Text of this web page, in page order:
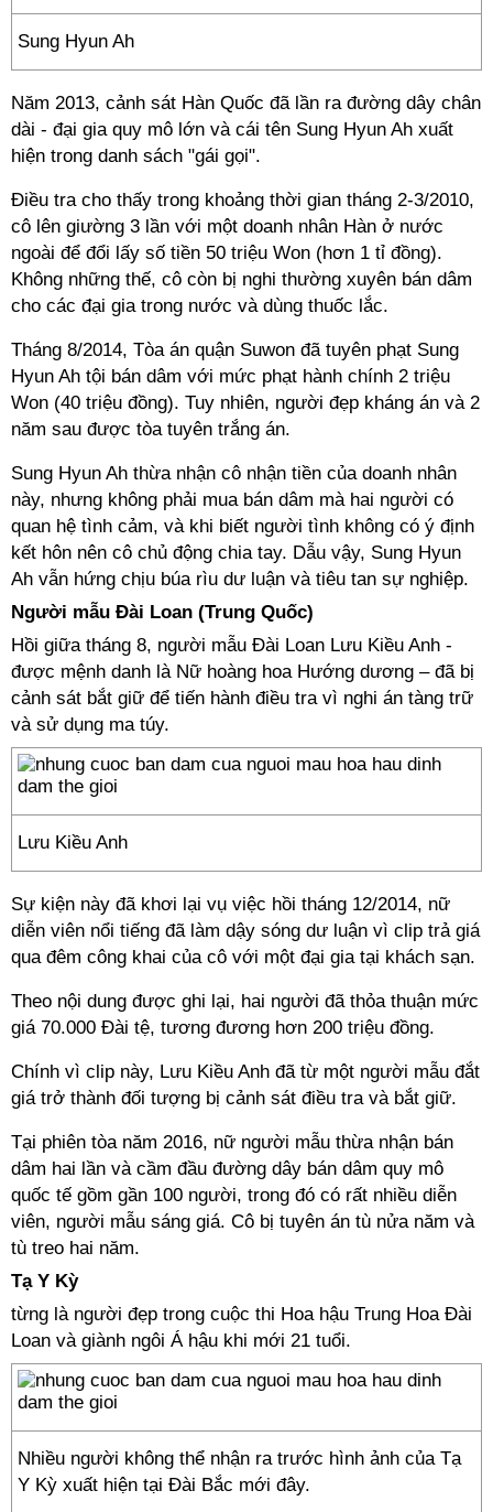
Sung Hyun Ah
Năm 2013, cảnh sát Hàn Quốc đã lần ra đường dây chân
dài - đại gia quy mô lớn và cái tên Sung Hyun Ah xuất
hiện trong danh sách "gái gọi".
Điều tra cho thấy trong khoảng thời gian tháng 2-3/2010,
cô lên giường 3 lần với một doanh nhân Hàn ở nước
ngoài để đổi lấy số tiền 50 triệu Won (hơn 1 tỉ đồng).
Không những thế, cô còn bị nghi thường xuyên bán dâm
cho các đại gia trong nước và dùng thuốc lắc.
Tháng 8/2014, Tòa án quận Suwon đã tuyên phạt Sung
Hyun Ah tội bán dâm với mức phạt hành chính 2 triệu
Won (40 triệu đồng). Tuy nhiên, người đẹp kháng án và 2
năm sau được tòa tuyên trắng án.
Sung Hyun Ah thừa nhận cô nhận tiền của doanh nhân
này, nhưng không phải mua bán dâm mà hai người có
quan hệ tình cảm, và khi biết người tình không có ý định
kết hôn nên cô chủ động chia tay. Dẫu vậy, Sung Hyun
Ah vẫn hứng chịu búa rìu dư luận và tiêu tan sự nghiệp.
Người mẫu Đài Loan (Trung Quốc)
Hồi giữa tháng 8, người mẫu Đài Loan Lưu Kiều Anh -
được mệnh danh là Nữ hoàng hoa Hướng dương – đã bị
cảnh sát bắt giữ để tiến hành điều tra vì nghi án tàng trữ
và sử dụng ma túy.
Lưu Kiều Anh
Sự kiện này đã khơi lại vụ việc hồi tháng 12/2014, nữ
diễn viên nổi tiếng đã làm dậy sóng dư luận vì clip trả giá
qua đêm công khai của cô với một đại gia tại khách sạn.
Theo nội dung được ghi lại, hai người đã thỏa thuận mức
giá 70.000 Đài tệ, tương đương hơn 200 triệu đồng.
Chính vì clip này, Lưu Kiều Anh đã từ một người mẫu đắt
giá trở thành đối tượng bị cảnh sát điều tra và bắt giữ.
Tại phiên tòa năm 2016, nữ người mẫu thừa nhận bán
dâm hai lần và cầm đầu đường dây bán dâm quy mô
quốc tế gồm gần 100 người, trong đó có rất nhiều diễn
viên, người mẫu sáng giá. Cô bị tuyên án tù nửa năm và
tù treo hai năm.
Tạ Y Kỳ
từng là người đẹp trong cuộc thi Hoa hậu Trung Hoa Đài
Loan và giành ngôi Á hậu khi mới 21 tuổi.
Nhiều người không thể nhận ra trước hình ảnh của Tạ
Y Kỳ xuất hiện tại Đài Bắc mới đây.